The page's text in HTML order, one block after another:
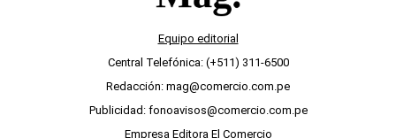
Equipo editorial
Central Telefónica: (+511) 311-6500
Redacción: mag@comercio.com.pe
Publicidad: fonoavisos@comercio.com.pe
Empresa Editora El Comercio